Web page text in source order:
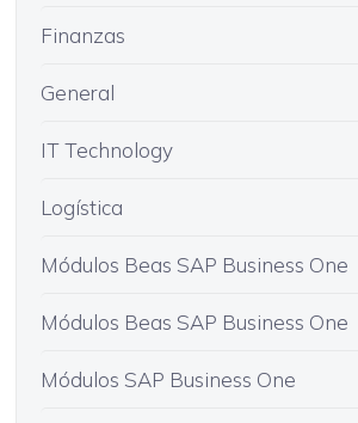
Finanzas
General
IT Technology
Logística
Módulos Beas SAP Business One
Módulos Beas SAP Business One
Módulos SAP Business One